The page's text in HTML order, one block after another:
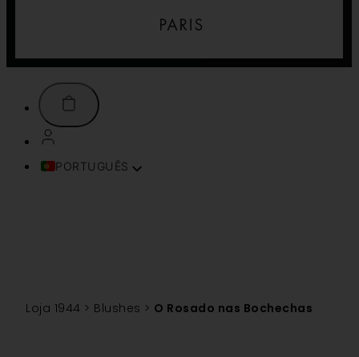
PORTUGUÊS
简体中文
Loja 1944 > Blushes > O Rosado nas Bochechas